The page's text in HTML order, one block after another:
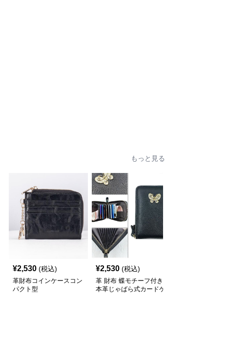
もっと見る
¥2,530 (税込)
革財布コインケースコン
パクト型
¥2,530 (税込)
革 財布 蝶モチーフ付き
本革じゃばら式カードケ